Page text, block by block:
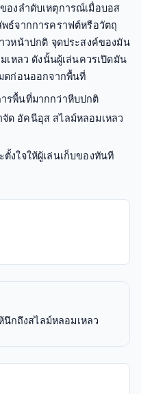
องลำดับเหตุการณ์เมื่อบอส
ธ์จากการคราฟต์หรือวัตถุ
วหน้าปกติ จุดประสงค์ของมัน
เหลว ดังนั้นผู้เล่นควรเปิดมัน
ดก่อนออกจากพื้นที่
รพื้นที่มากกว่าหีบปกติ
ด อัคนีอุส สไลม์หลอมเหลว
งใจให้ผู้เล่นเก็บของทันที
กถึงสไลม์หลอมเหลว